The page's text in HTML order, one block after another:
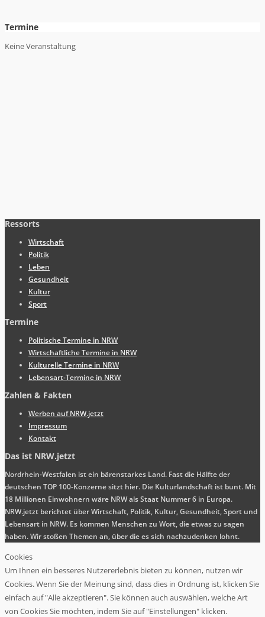
Termine
Keine Veranstaltung
Ressorts
Wirtschaft
Politik
Leben
Gesundheit
Kultur
Sport
Termine
Politische Termine in NRW
Wirtschaftliche Termine in NRW
Kulturelle Termine in NRW
Lebensart-Termine in NRW
Zahlen & Fakten
Werben auf NRW.jetzt
Impressum
Kontakt
Das ist NRW.jetzt
Nordrhein-Westfalen ist ein bärenstarkes Land. Fast die Hälfte der
deutschen TOP 100-Konzerne sitzt hier. Die Kulturlandschaft ist bunt. Mit
18 Millionen Einwohnern wäre NRW als Staat Nummer 6 in Europa.
NRW.jetzt berichtet über Wirtschaft, Politik, Kultur, Gesundheit, Sport und
Lebensart in NRW. Es kommen Menschen zu Wort, die etwas zu sagen
haben. Wir stoßen Themen an, über die es sich nachzudenken lohnt.
Cookies
Um Ihnen ein besseres Nutzererlebnis bieten zu können, nutzen wir
Cookies. Wenn Sie der Meinung sind, dass dies in Ordnung ist, klicken Sie
einfach auf "Alle akzeptieren". Sie können auch auswählen, welche Art
von Cookies Sie möchten, indem Sie auf "Einstellungen" klicken.